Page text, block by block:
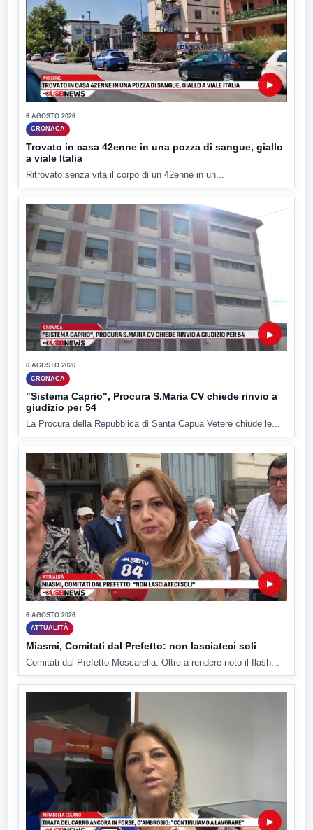
▶
6 AGOSTO 2026
CRONACA
Trovato in casa 42enne in una pozza di sangue, giallo
a viale Italia
Ritrovato senza vita il corpo di un 42enne in un...
▶
6 AGOSTO 2026
CRONACA
"Sistema Caprio", Procura S.Maria CV chiede rinvio a
giudizio per 54
La Procura della Repubblica di Santa Capua Vetere chiude le...
▶
6 AGOSTO 2026
ATTUALITÀ
Miasmi, Comitati dal Prefetto: non lasciateci soli
Comitati dal Prefetto Moscarella. Oltre a rendere noto il flash...
▶